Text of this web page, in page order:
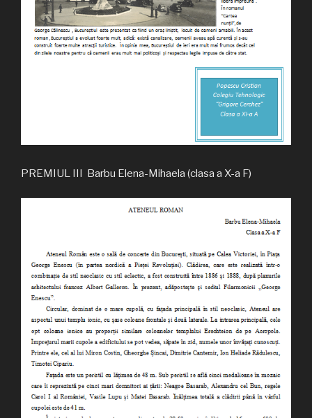
PREMIUL III Barbu Elena-Mihaela (clasa a X-a F)